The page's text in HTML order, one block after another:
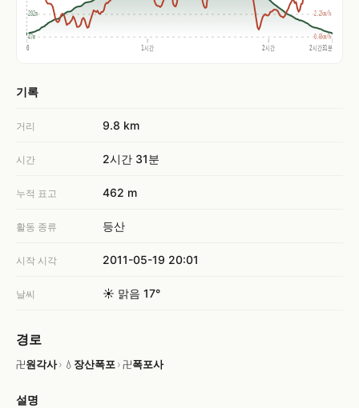
0 1시간 2시간 2시간31분
202m
47m
2.2km/h
0.0km/h
기록
거리 9.8 km
시간 2시간 31분
누적 표고 462 m
활동 종류 등산
시작 시각 2011-05-19 20:01
날씨 ☀️ 맑음 17°
경로
卍원각사› 💧 장산폭포 › 卍폭포사
설명